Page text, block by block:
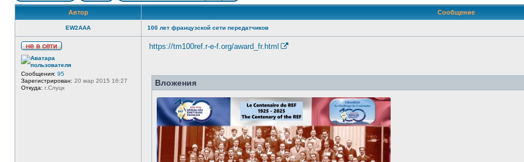
Автор Сообщение
EW2AAA
в
с
е
т
Сообщения: 95
Зарегистрирован: 20 мар 2015 16:27
Откуда: г.Слуцк
100 лет французской сети передатчиков
https://tm100ref.r-e-f.org/award_fr.html
Вложения